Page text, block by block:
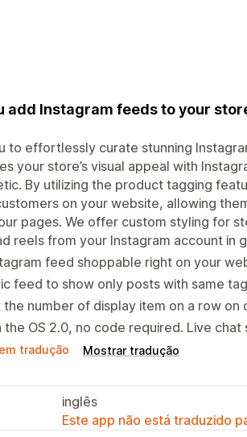
add Instagram feeds to your
to effortlessly curate stunning
your store’s visual appeal with
By utilizing the product tagging
on your website, allowing
pages. We offer custom styling for
reels from your Instagram account in
feed shoppable right on your
feed to show only posts with same
the number of display item on a row
the OS 2.0, no code required. Live
tradução Mostrar tradução
inglês
Este app não está traduzido